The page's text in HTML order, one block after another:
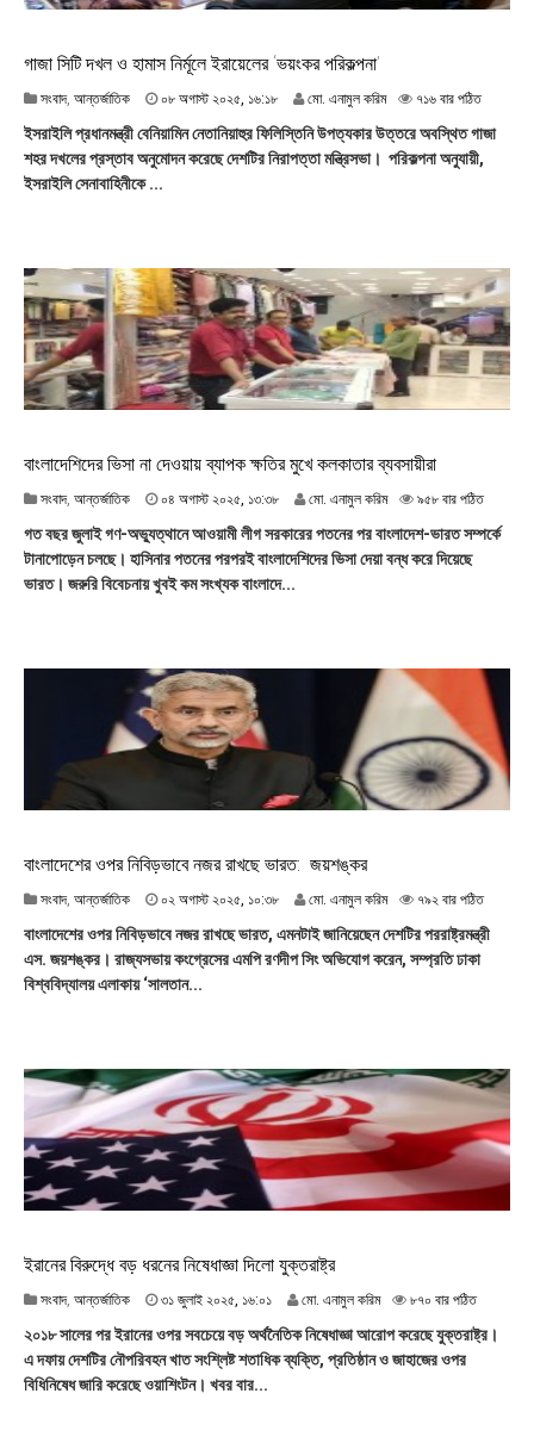
গাজা সিটি দখল ও হামাস নির্মূলে ইরায়েলের ‘ভয়ংকর পরিকল্পনা’
সংবাদ, আন্তর্জাতিক ০৮ অগাস্ট ২০২৫, ১৬:১৮
অ
গা
৫
,
১
৬
:
১
৮
মো. এনামুল করিম ৭১৬ বার পঠিত
ইসরাইলি প্রধানমন্ত্রী বেনিয়ামিন নেতানিয়াহুর ফিলিস্তিনি উপত্যকার উত্তরে অবস্থিত গাজা
শহর দখলের প্রস্তাব অনুমোদন করেছে দেশটির নিরাপত্তা মন্ত্রিসভা। পরিকল্পনা অনুযায়ী,
ইসরাইলি সেনাবাহিনীকে ...
বাংলাদেশিদের ভিসা না দেওয়ায় ব্যাপক ক্ষতির মুখে কলকাতার ব্যবসায়ীরা
সংবাদ, আন্তর্জাতিক ০৪ অগাস্ট ২০২৫, ১৩:৩৮
অ
গা
স্ট
৫
:
৮
মো. এনামুল করিম ৯৫৮ বার পঠিত
গত বছর জুলাই গণ-অভ্যুত্থানে আওয়ামী লীগ সরকারের পতনের পর বাংলাদেশ-ভারত সম্পর্কে
টানাপোড়েন চলছে। হাসিনার পতনের পরপরই বাংলাদেশিদের ভিসা দেয়া বন্ধ করে দিয়েছে
ভারত। জরুরি বিবেচনায় খুবই কম সংখ্যক বাংলাদে...
বাংলাদেশের ওপর নিবিড়ভাবে নজর রাখছে ভারত: জয়শঙ্কর
সংবাদ, আন্তর্জাতিক ০২ অগাস্ট ২০২৫, ১০:৩৮
অ
গা
৫
,
১
:
৩
মো. এনামুল করিম ৭৯২ বার পঠিত
বাংলাদেশের ওপর নিবিড়ভাবে নজর রাখছে ভারত, এমনটাই জানিয়েছেন দেশটির পররাষ্ট্রমন্ত্রী
এস. জয়শঙ্কর। রাজ্যসভায় কংগ্রেসের এমপি রণদীপ সিং অভিযোগ করেন, সম্প্রতি ঢাকা
বিশ্ববিদ্যালয় এলাকায় ‘সালতান...
ইরানের বিরুদ্ধে বড় ধরনের নিষেধাজ্ঞা দিলো যুক্তরাষ্ট্র
সংবাদ, আন্তর্জাতিক ৩১ জুলাই ২০২৫, ১৬:০১
জু
লা
মো. এনামুল করিম ৮৭০ বার পঠিত
২০১৮ সালের পর ইরানের ওপর সবচেয়ে বড় অর্থনৈতিক নিষেধাজ্ঞা আরোপ করেছে যুক্তরাষ্ট্র।
এ দফায় দেশটির নৌপরিবহন খাত সংশ্লিষ্ট শতাধিক ব্যক্তি, প্রতিষ্ঠান ও জাহাজের ওপর
বিধিনিষেধ জারি করেছে ওয়াশিংটন। খবর বার...